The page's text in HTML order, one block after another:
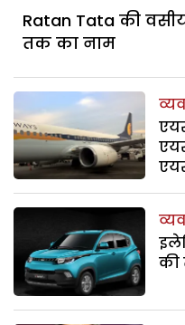
Ratan Tata की
तक का नाम
की